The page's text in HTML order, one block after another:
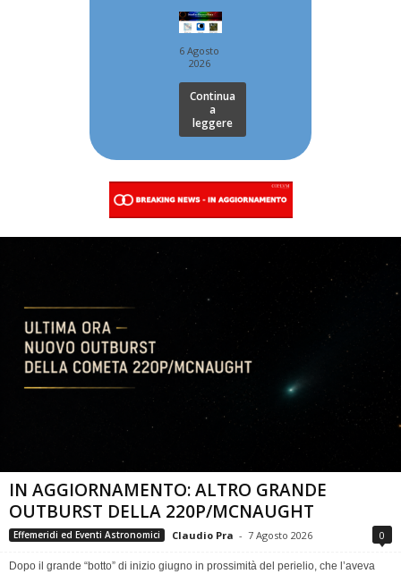
6 Agosto
2026
Continua
a
leggere
IN AGGIORNAMENTO: ALTRO GRANDE
OUTBURST DELLA 220P/MCNAUGHT
Effemeridi ed Eventi Astronomici Claudio Pra - 7 Agosto 2026 0
Dopo il grande “botto” di inizio giugno in prossimità del perielio, che l’aveva